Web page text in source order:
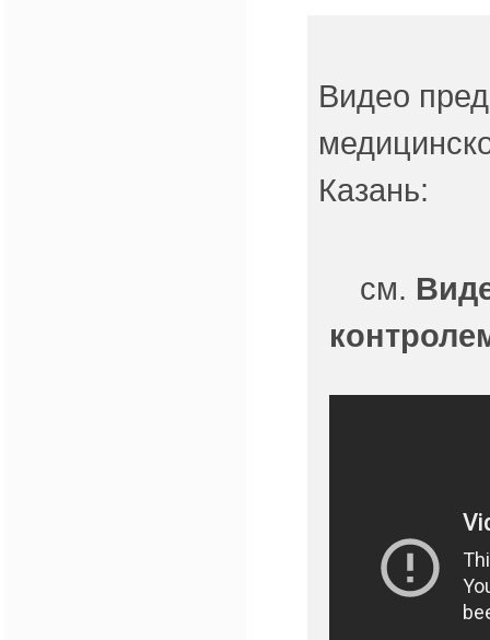
Видео
Казань:
см.